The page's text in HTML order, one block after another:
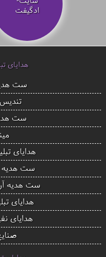
ادگیفت
هدایای
ست
ست
هدایای
ست هدیه
ست هدیه
هدایای
هدایای